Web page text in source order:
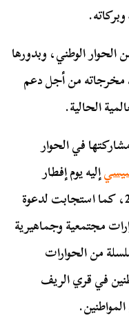
الحوار الوطني، وبدورها
مخرجاته من أجل دعم
الحالية.
في الحوار
إليه يوم إفطار
الأسرة المصرية العام الماضي في 2022، كما استجابت لدعوة
مجتمعية وجماهيرية
من الحوارات
في قري الريف